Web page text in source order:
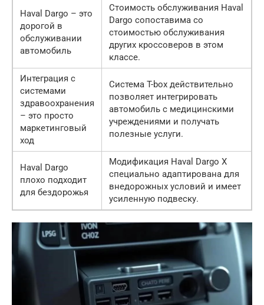
Haval Dargo – это
дорогой в
обслуживании
автомобиль
Стоимость обслуживания Haval
Dargo сопоставима со
стоимостью обслуживания
других кроссоверов в этом
классе.
Интеграция с
системами
здравоохранения
– это просто
маркетинговый
ход
Система T-box действительно
позволяет интегрировать
автомобиль с медицинскими
учреждениями и получать
полезные услуги.
Haval Dargo
плохо подходит
для бездорожья
Модификация Haval Dargo X
специально адаптирована для
внедорожных условий и имеет
усиленную подвеску.